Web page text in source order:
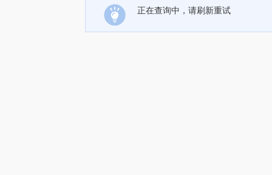
正在查询中，请刷新重试